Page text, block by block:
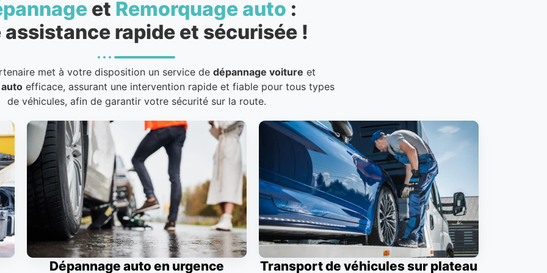
et Remorquage auto :
assistance rapide et sécurisée !
met à votre disposition un service de dépannage voiture et
efficace, assurant une intervention rapide et fiable pour tous types
de véhicules, afin de garantir votre sécurité sur la route.
Dépannage auto en urgence Transport de véhicules sur plateau